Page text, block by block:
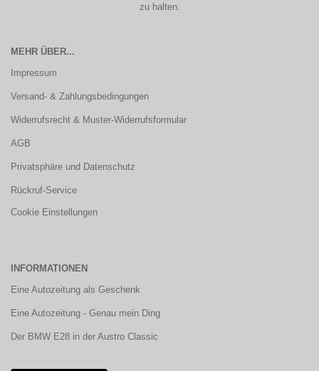
zu halten.
MEHR ÜBER...
Impressum
Versand- & Zahlungsbedingungen
Widerrufsrecht & Muster-Widerrufsformular
AGB
Privatsphäre und Datenschutz
Rückruf-Service
Cookie Einstellungen
INFORMATIONEN
Eine Autozeitung als Geschenk
Eine Autozeitung - Genau mein Ding
Der BMW E28 in der Austro Classic